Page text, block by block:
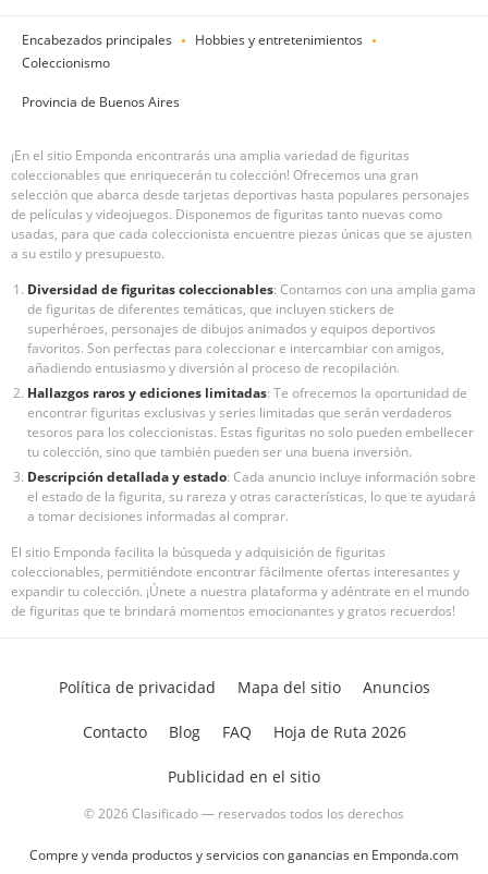
Encabezados principales
Hobbies y entretenimientos
Coleccionismo
Provincia de Buenos Aires
¡En el sitio Emponda encontrarás una amplia variedad de figuritas
coleccionables que enriquecerán tu colección! Ofrecemos una gran
selección que abarca desde tarjetas deportivas hasta populares personajes
de películas y videojuegos. Disponemos de figuritas tanto nuevas como
usadas, para que cada coleccionista encuentre piezas únicas que se ajusten
a su estilo y presupuesto.
Diversidad de figuritas coleccionables: Contamos con una amplia gama
de figuritas de diferentes temáticas, que incluyen stickers de
superhéroes, personajes de dibujos animados y equipos deportivos
favoritos. Son perfectas para coleccionar e intercambiar con amigos,
añadiendo entusiasmo y diversión al proceso de recopilación.
Hallazgos raros y ediciones limitadas: Te ofrecemos la oportunidad de
encontrar figuritas exclusivas y series limitadas que serán verdaderos
tesoros para los coleccionistas. Estas figuritas no solo pueden embellecer
tu colección, sino que también pueden ser una buena inversión.
Descripción detallada y estado: Cada anuncio incluye información sobre
el estado de la figurita, su rareza y otras características, lo que te ayudará
a tomar decisiones informadas al comprar.
El sitio Emponda facilita la búsqueda y adquisición de figuritas
coleccionables, permitiéndote encontrar fácilmente ofertas interesantes y
expandir tu colección. ¡Únete a nuestra plataforma y adéntrate en el mundo
de figuritas que te brindará momentos emocionantes y gratos recuerdos!
© 2026 Clasificado — reservados todos los derechos
Política de privacidad Mapa del sitio Anuncios
Contacto Blog FAQ Hoja de Ruta 2026
Publicidad en el sitio
Compre y venda productos y servicios con ganancias en Emponda.com